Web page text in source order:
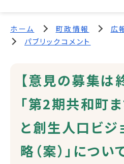
ホーム 町政情報
広
パブリックコメント
【意見の募集は
「第2期共和町ま
と創生人口ビジ
略（案）」につ